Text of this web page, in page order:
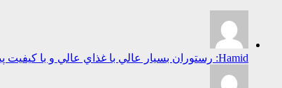
Hamid: رستوران بسيار عالي با غذاي عالي و با كيفيت پيشنهاد ميكنم به همه غذاهاي محلي بسيا...